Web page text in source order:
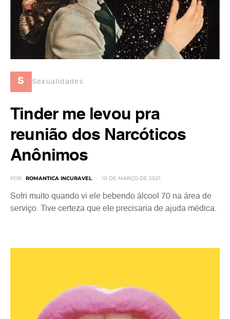
s Sexualidades
Tinder me levou pra
reunião dos Narcóticos
Anônimos
POR ROMANTICA INCURAVEL 10 DE MARÇO DE 2021
Sofri muito quando vi ele bebendo álcool 70 na área de
serviço. Tive certeza que ele precisaria de ajuda médica.